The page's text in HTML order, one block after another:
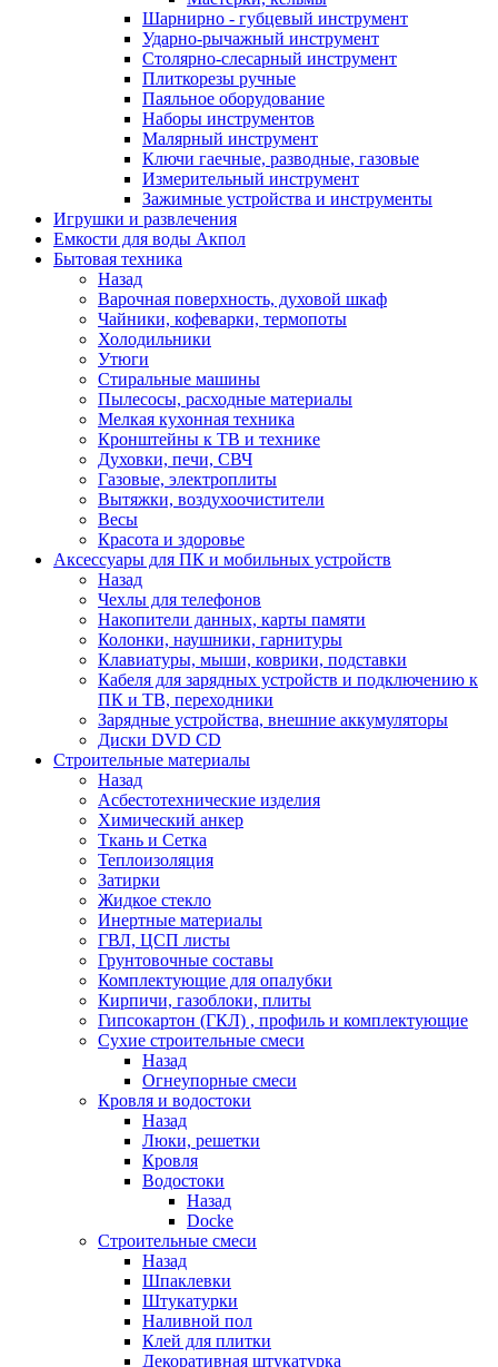
Шарнирно - губцевый инструмент
Ударно-рычажный инструмент
Столярно-слесарный инструмент
Плиткорезы ручные
Паяльное оборудование
Наборы инструментов
Малярный инструмент
Ключи гаечные, разводные, газовые
Измерительный инструмент
Зажимные устройства и инструменты
Игрушки и развлечения
Емкости для воды Акпол
Бытовая техника
Назад
Варочная поверхность, духовой шкаф
Чайники, кофеварки, термопоты
Холодильники
Утюги
Стиральные машины
Пылесосы, расходные материалы
Мелкая кухонная техника
Кронштейны к ТВ и технике
Духовки, печи, СВЧ
Газовые, электроплиты
Вытяжки, воздухоочистители
Весы
Красота и здоровье
Аксессуары для ПК и мобильных устройств
Назад
Чехлы для телефонов
Накопители данных, карты памяти
Колонки, наушники, гарнитуры
Клавиатуры, мыши, коврики, подставки
Кабеля для зарядных устройств и подключению к
ПК и ТВ, переходники
Зарядные устройства, внешние аккумуляторы
Диски DVD CD
Строительные материалы
Назад
Асбестотехнические изделия
Химический анкер
Ткань и Сетка
Теплоизоляция
Затирки
Жидкое стекло
Инертные материалы
ГВЛ, ЦСП листы
Грунтовочные составы
Комплектующие для опалубки
Кирпичи, газоблоки, плиты
Гипсокартон (ГКЛ) , профиль и комплектующие
Сухие строительные смеси
Назад
Огнеупорные смеси
Кровля и водостоки
Назад
Люки, решетки
Кровля
Водостоки
Назад
Docke
Строительные смеси
Назад
Шпаклевки
Штукатурки
Наливной пол
Клей для плитки
Декоративная штукатурка